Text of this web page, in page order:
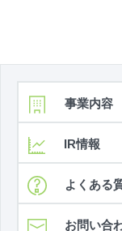
事業内容
IR情報
よくある
お問い合